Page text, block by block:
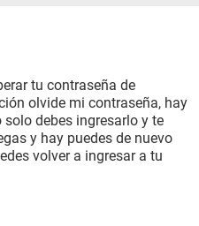
tu contraseña de
olvide mi contraseña, hay
debes ingresarlo y te
y hay puedes de nuevo
volver a ingresar a tu